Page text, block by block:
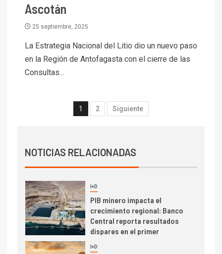
Ascotán
25 septiembre, 2025
La Estrategia Nacional del Litio dio un nuevo paso
en la Región de Antofagasta con el cierre de las
Consultas...
1 2 Siguiente
NOTICIAS RELACIONADAS
7
indicadores financieros
transportar cátodos al Puerto
de San Antonio
Producción minera en mayo de
2026 cae 10,6%
3 I+D
PIB minero impacta el
crecimiento regional: Banco
Central reporta resultados
dispares en el primer
4 I+D